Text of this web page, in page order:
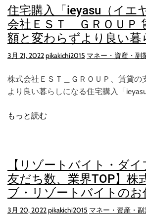
住宅購入「ieyasu（イエ
会社ＥＳＴ＿ＧＲＯＵＰ
額と変わらずより良い暮
3月 21, 2022pikakichi2015 マネー・資産・副
株式会社ＥＳＴ＿ＧＲＯＵＰ、賃貸の
より良い暮らしになる住宅購入「
もっと読む
【リゾートバイト・ダ
友だち数、業界TOP】株
ブ・リゾートバイトのお
介
3月 20, 2022pikakichi2015 マネー・資産・